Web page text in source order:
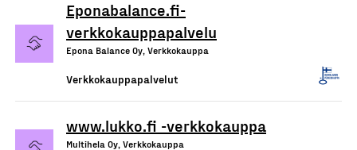
Eponabalance.fi-
verkkokauppapalvelu
Epona Balance Oy, Verkkokauppa
Verkkokauppapalvelut
www.lukko.fi -verkkokauppa
Multihela Oy, Verkkokauppa